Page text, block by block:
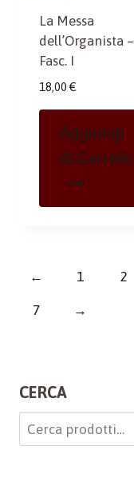
La Messa
dell’Organista –
Fasc. I
18,00 €
Aggiungi
Al Carrello
← 1 2
7 →
CERCA
Cerca: